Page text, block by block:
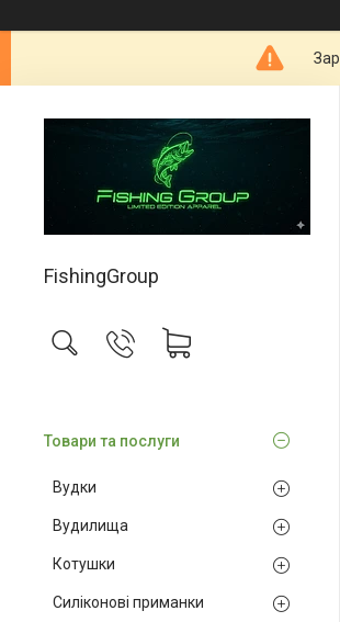
FishingGroup
Товари та послуги
Вудки
Вудилища
Котушки
Силіконові приманки